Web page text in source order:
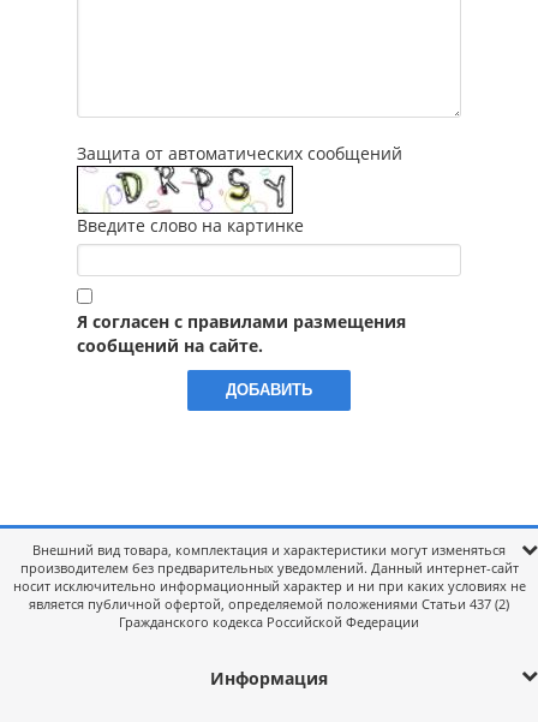
Защита от автоматических сообщений
Введите слово на картинке
Я согласен с правилами размещения
сообщений на сайте.
Внешний вид товара, комплектация и характеристики могут изменяться
производителем без предварительных уведомлений. Данный интернет-сайт
носит исключительно информационный характер и ни при каких условиях не
является публичной офертой, определяемой положениями Статьи 437 (2)
Гражданского кодекса Российской Федерации
Информация